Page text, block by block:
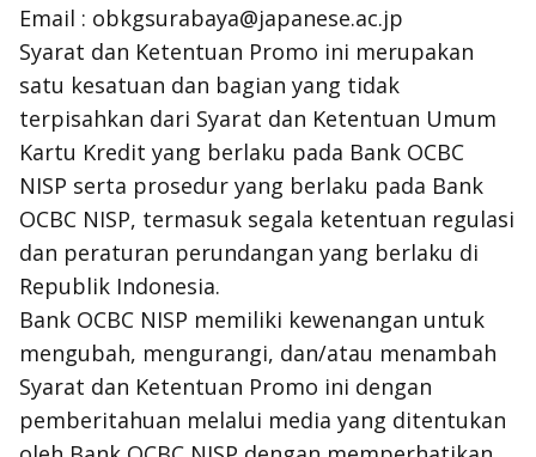
Email : obkgsurabaya@japanese.ac.jp
Syarat dan Ketentuan Promo ini merupakan
satu kesatuan dan bagian yang tidak
terpisahkan dari Syarat dan Ketentuan Umum
Kartu Kredit yang berlaku pada Bank OCBC
NISP serta prosedur yang berlaku pada Bank
OCBC NISP, termasuk segala ketentuan regulasi
dan peraturan perundangan yang berlaku di
Republik Indonesia.
Bank OCBC NISP memiliki kewenangan untuk
mengubah, mengurangi, dan/atau menambah
Syarat dan Ketentuan Promo ini dengan
pemberitahuan melalui media yang ditentukan